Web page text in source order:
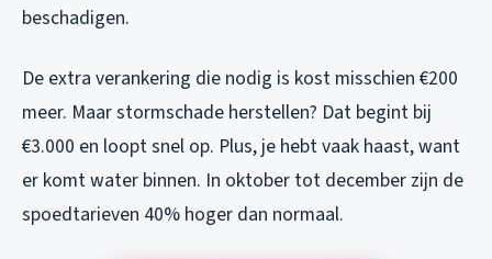
beschadigen.
De extra verankering die nodig is kost misschien €200
meer. Maar stormschade herstellen? Dat begint bij
€3.000 en loopt snel op. Plus, je hebt vaak haast, want
er komt water binnen. In oktober tot december zijn de
spoedtarieven 40% hoger dan normaal.